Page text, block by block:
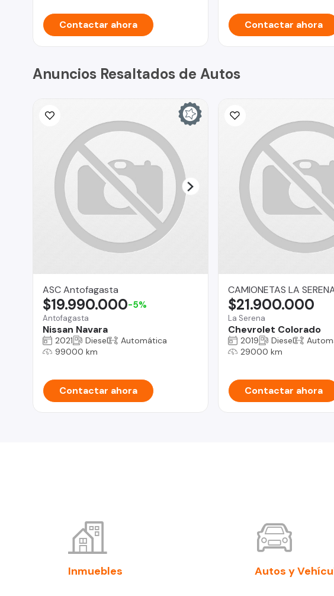
Contactar ahora Contactar ahora
Anuncios Resaltados de Autos
ASC Antofagasta
Antofagasta
Nissan Navara
$19.990.000-5%
2021 Diesel
Automática
99000 km
Contactar ahora
CAMIONETAS LA
La Serena
Chevrolet Colorado
$21.900.000
2019 Diesel
29000 km
Contactar ahora
Inmuebles Autos y